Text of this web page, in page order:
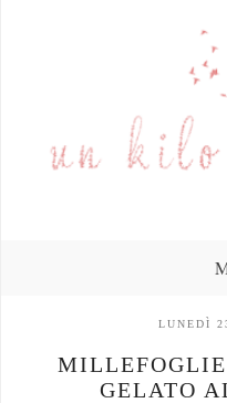
LUNEDÌ
GELATO